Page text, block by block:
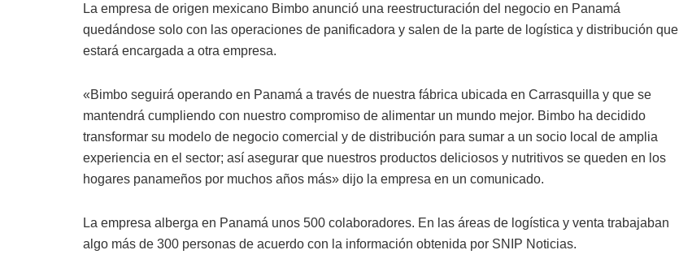
La empresa de origen mexicano Bimbo anunció una reestructuración del negocio en Panamá
quedándose solo con las operaciones de panificadora y salen de la parte de logística y distribución que
estará encargada a otra empresa.
«Bimbo seguirá operando en Panamá a través de nuestra fábrica ubicada en Carrasquilla y que se
mantendrá cumpliendo con nuestro compromiso de alimentar un mundo mejor. Bimbo ha decidido
transformar su modelo de negocio comercial y de distribución para sumar a un socio local de amplia
experiencia en el sector; así asegurar que nuestros productos deliciosos y nutritivos se queden en los
hogares panameños por muchos años más» dijo la empresa en un comunicado.
La empresa alberga en Panamá unos 500 colaboradores. En las áreas de logística y venta trabajaban
algo más de 300 personas de acuerdo con la información obtenida por SNIP Noticias.